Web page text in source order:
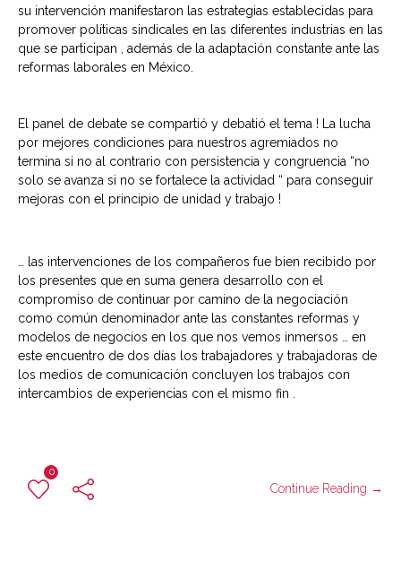
su intervención manifestaron las estrategias establecidas para
promover políticas sindicales en las diferentes industrias en las
que se participan , además de la adaptación constante ante las
reformas laborales en México.
El panel de debate se compartió y debatió el tema ! La lucha
por mejores condiciones para nuestros agremiados no
termina si no al contrario con persistencia y congruencia “no
solo se avanza si no se fortalece la actividad “ para conseguir
mejoras con el principio de unidad y trabajo !
… las intervenciones de los compañeros fue bien recibido por
los presentes que en suma genera desarrollo con el
compromiso de continuar por camino de la negociación
como común denominador ante las constantes reformas y
modelos de negocios en los que nos vemos inmersos … en
este encuentro de dos días los trabajadores y trabajadoras de
los medios de comunicación concluyen los trabajos con
intercambios de experiencias con el mismo fin .
0
Continue Reading →